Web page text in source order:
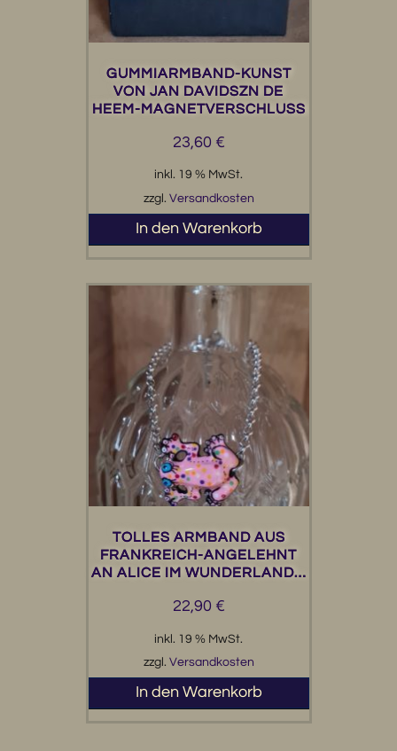
GUMMIARMBAND-KUNST
VON JAN DAVIDSZN DE
HEEM-MAGNETVERSCHLUSS
23,60 €
inkl. 19 % MwSt.
zzgl. Versandkosten
In den Warenkorb
TOLLES ARMBAND AUS
FRANKREICH-ANGELEHNT
AN ALICE IM WUNDERLAND…
22,90 €
inkl. 19 % MwSt.
zzgl. Versandkosten
In den Warenkorb